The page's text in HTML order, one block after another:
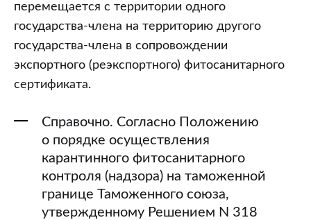
перемещается с территории одного
государства-члена на территорию другого
государства-члена в сопровождении
экспортного (реэкспортного) фитосанитарного
сертификата.
Справочно. Согласно Положению
о порядке осуществления
карантинного фитосанитарного
контроля (надзора) на таможенной
границе Таможенного союза,
утвержденному Решением N 318